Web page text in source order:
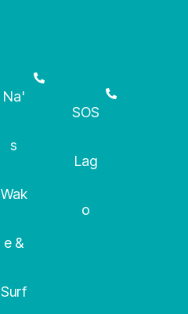
Na'
s
Wak
e &
Surf
SOS
Lag
o